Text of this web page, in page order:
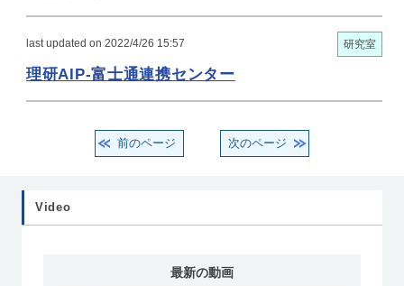
last updated on 2022/4/26 15:57 研究室
理研AIP-富士通連携センター
前のページ 次のページ
Video
最新の動画